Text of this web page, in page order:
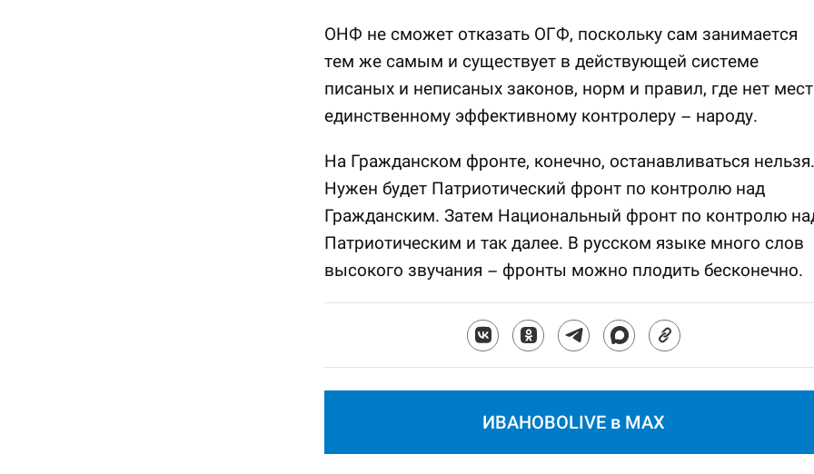
ОНФ не сможет отказать ОГФ, поскольку сам занимается
тем же самым и существует в действующей системе
писаных и неписаных законов, норм и правил, где нет
единственному эффективному контролеру – народу.
На Гражданском фронте, конечно, останавливаться нельзя.
Нужен будет Патриотический фронт по контролю над
Гражданским. Затем Национальный фронт по контролю
Патриотическим и так далее. В русском языке много слов
высокого звучания – фронты можно плодить бесконечно.
ИВАНОВОLIVE в MAX